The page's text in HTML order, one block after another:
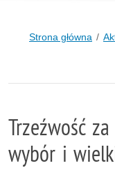
Strona główna
Trzeźwość
wybór i